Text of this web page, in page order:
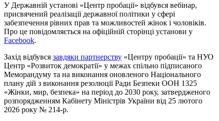
У Державній установі «Центр пробації» відбувся вебінар,
присвячений реалізації державної політики у сфері
забезпечення рівних прав та можливостей жінок і чоловіків.
Про це повідомляється на офіційній сторінці установи у
Facebook.
Захід відбувся завдяки партнерству «Центру пробації» та НУО
Центр «Розвиток демократії» у межах спільно підписаного
Меморандуму та на виконання оновленого Національного
плану дій з виконання резолюції Ради Безпеки ООН 1325
«Жінки, мир, безпека» на період до 2030 року, затвердженого
розпорядженням Кабінету Міністрів України від 25 лютого
2026 року № 214-р.